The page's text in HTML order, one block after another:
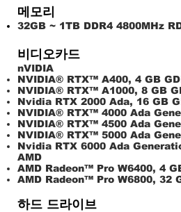
메모리
32GB ~ 1TB DDR4 4800MHz
비디오카드
nVIDIA
NVIDIA® RTX™ A400, 4 GB
NVIDIA® RTX™ A1000, 8 GB
Nvidia RTX 2000 Ada, 16 GB
NVIDIA® RTX™ 4000 Ada
NVIDIA® RTX™ 4500 Ada
NVIDIA® RTX™ 5000 Ada
Nvidia RTX 6000 Ada
AMD
AMD Radeon™ Pro W6400, 4
AMD Radeon™ Pro W6800, 32
하드 드라이브